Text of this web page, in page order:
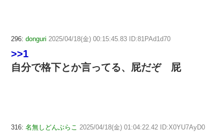
296: donguri 2025/04/18(金) 00:15:45.83 ID:81PAd1d70
>>1
自分で格下とか言ってる、屁だぞ 屁
316: 名無しどんぶらこ 2025/04/18(金) 01:04:22.42 ID:X0YU7AyD0